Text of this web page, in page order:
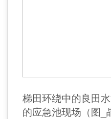
梯田环绕中的良田
的应急池现场（图_